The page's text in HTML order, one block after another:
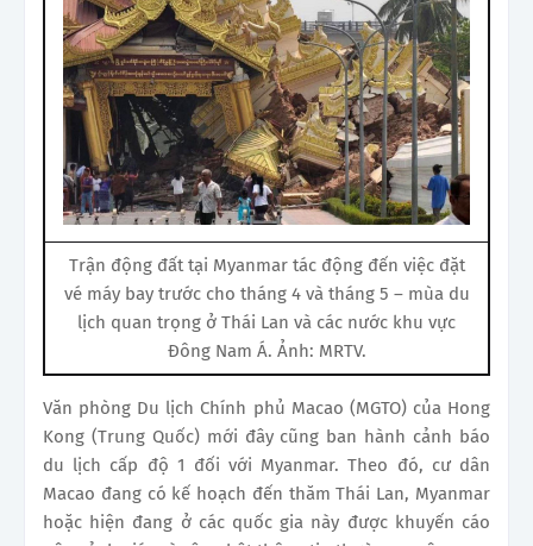
Trận động đất tại Myanmar tác động đến việc đặt
vé máy bay trước cho tháng 4 và tháng 5 – mùa du
lịch quan trọng ở Thái Lan và các nước khu vực
Đông Nam Á. Ảnh: MRTV.
Văn phòng Du lịch Chính phủ Macao (MGTO) của Hong
Kong (Trung Quốc) mới đây cũng ban hành cảnh báo
du lịch cấp độ 1 đối với Myanmar. Theo đó, cư dân
Macao đang có kế hoạch đến thăm Thái Lan, Myanmar
hoặc hiện đang ở các quốc gia này được khuyến cáo